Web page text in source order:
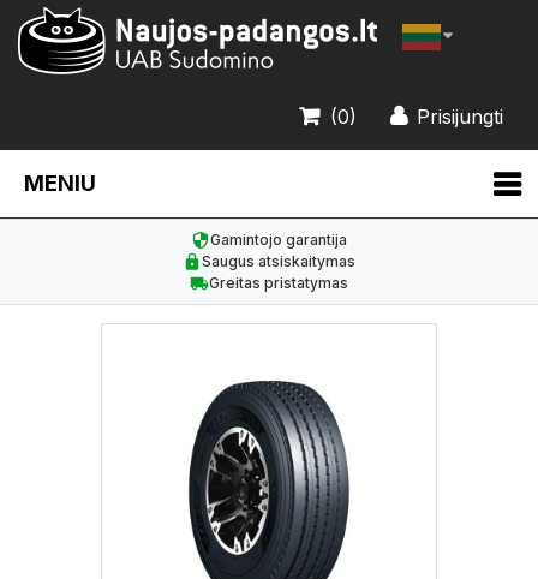
Prisijungti
(0)
MENIU
Gamintojo garantija
Saugus atsiskaitymas
Greitas pristatymas